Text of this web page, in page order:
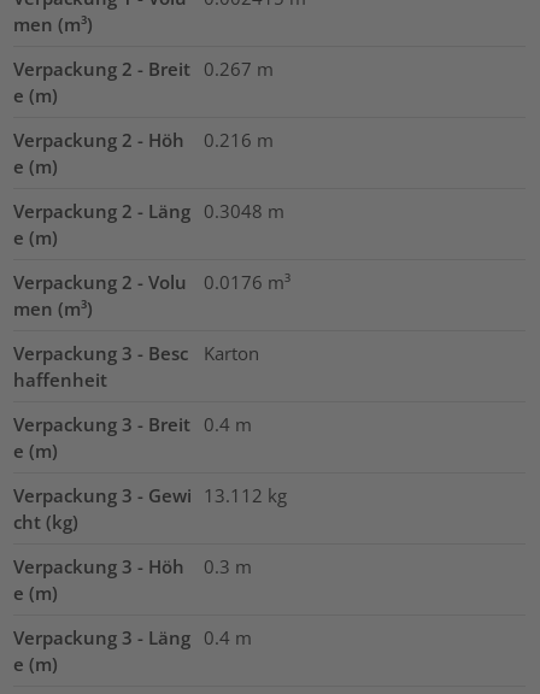
men (m³)
Verpackung 2 - Breit
e (m)
0.267 m
Verpackung 2 - Höh
e (m)
0.216 m
Verpackung 2 - Läng
e (m)
0.3048 m
Verpackung 2 - Volu
men (m³)
0.0176 m³
Verpackung 3 - Besc
haffenheit
Karton
Verpackung 3 - Breit
e (m)
0.4 m
Verpackung 3 - Gewi
cht (kg)
13.112 kg
Verpackung 3 - Höh
e (m)
0.3 m
Verpackung 3 - Läng
e (m)
0.4 m